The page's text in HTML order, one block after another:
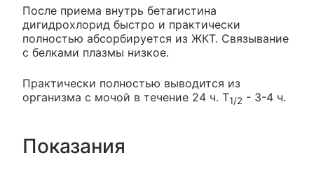
После приема внутрь бетагистина
дигидрохлорид быстро и практически
полностью абсорбируется из ЖКТ. Связывание
с белками плазмы низкое.
Практически полностью выводится из
организма с мочой в течение 24 ч. T1/2 - 3-4 ч.
Показания